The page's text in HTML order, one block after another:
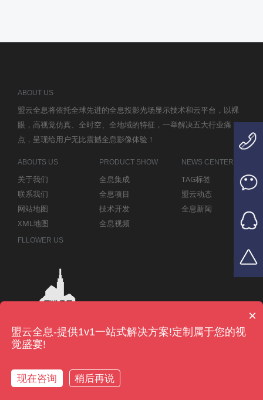
ABOUT US
盟云全息将依托全球先进的全息投影光场显示技术和云平台，以裸
眼，高视觉仿真、全时空、全地域的特征，一举解决五大行业痛
点，呈现给用户无比震撼全息影像体验！
ABOUTS US
关于我们
联系我们
网站地图
XML地图
PRODUCT SHOW
全息集成
全息项目
技术开发
全息视频
NEWS CENTER
TAG标签
盟云动态
全息新闻
FLLOWER US
Copyright © 2016-2023深圳盟
×
盟云全息-提供1v1一站式解决方案!定制属于您的视
觉盛宴!
现在咨询 稍后再说